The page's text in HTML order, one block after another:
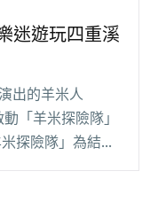
迷遊玩四重溪
出的羊米人
「羊米探險隊」
探險隊」為結合
絲走訪各地品嚐